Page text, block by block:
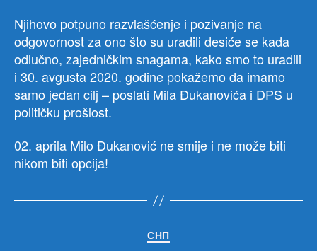
Njihovo potpuno razvlašćenje i pozivanje na
odgovornost za ono što su uradili desiće se kada
odlučno, zajedničkim snagama, kako smo to uradili
i 30. avgusta 2020. godine pokažemo da imamo
samo jedan cilj – poslati Mila Đukanovića i DPS u
političku prošlost.
02. aprila Milo Đukanović ne smije i ne može biti
nikom biti opcija!
Категорије
СНП